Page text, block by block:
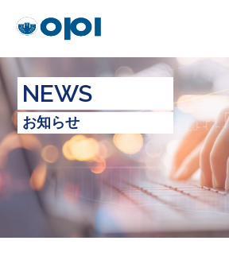
NEWS
お知らせ